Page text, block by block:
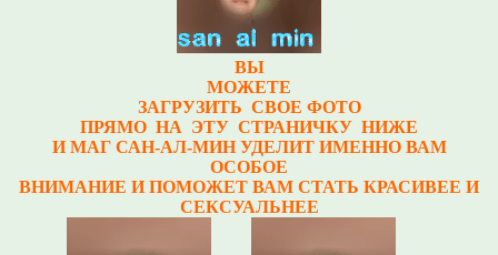
ВЫ
МОЖЕТЕ
ЗАГРУЗИТЬ СВОЕ ФОТО
ПРЯМО НА ЭТУ СТРАНИЧКУ НИЖЕ
И МАГ САН-АЛ-МИН УДЕЛИТ ИМЕННО ВАМ
ОСОБОЕ
ВНИМАНИЕ И ПОМОЖЕТ ВАМ СТАТЬ КРАСИВЕЕ И
СЕКСУАЛЬНЕЕ